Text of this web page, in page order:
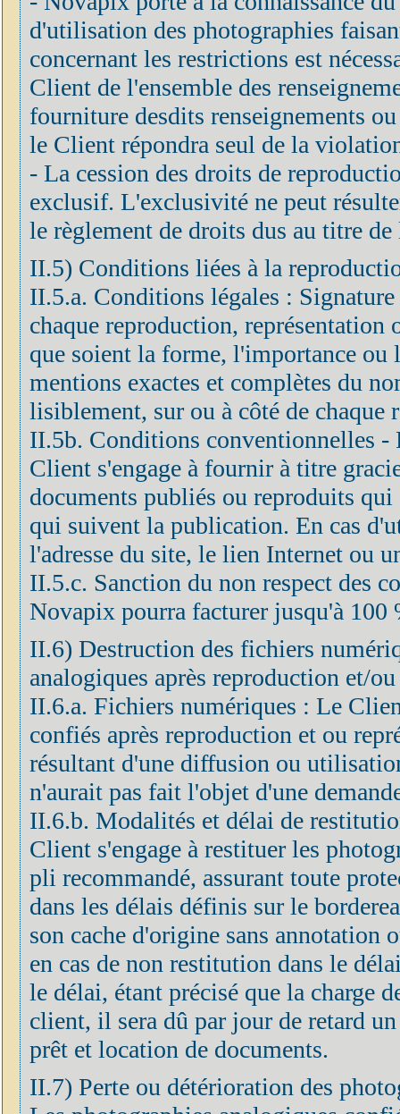
d'utilisation des photographies
concernant les restrictions est
Client de l'ensemble des
fourniture desdits renseignements
le Client répondra seul de la
- La cession des droits de
exclusif. L'exclusivité ne peut
le règlement de droits dus au titre
II.5) Conditions liées à la
II.5.a. Conditions légales :
chaque reproduction,
que soient la forme, l'importance
mentions exactes et complètes du
lisiblement, sur ou à côté de chaque
II.5b. Conditions conventionnelles
Client s'engage à fournir à titre
documents publiés ou reproduits
qui suivent la publication. En cas
l'adresse du site, le lien Internet ou
II.5.c. Sanction du non respect des
Novapix pourra facturer jusqu'à 100
II.6) Destruction des fichiers
analogiques après reproduction et/
II.6.a. Fichiers numériques : Le
confiés après reproduction et ou
résultant d'une diffusion ou
n'aurait pas fait l'objet d'une
II.6.b. Modalités et délai de
Client s'engage à restituer les
pli recommandé, assurant toute
dans les délais définis sur le
son cache d'origine sans
en cas de non restitution dans le
le délai, étant précisé que la charge
client, il sera dû par jour de retard
prêt et location de documents.
II.7) Perte ou détérioration des